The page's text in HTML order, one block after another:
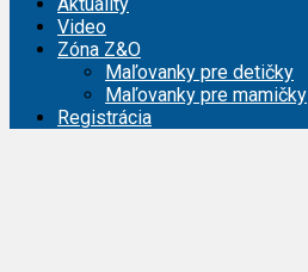
Aktuality
Video
Zóna Z&O
Maľovanky pre detičky
Maľovanky pre mamičky
Registrácia